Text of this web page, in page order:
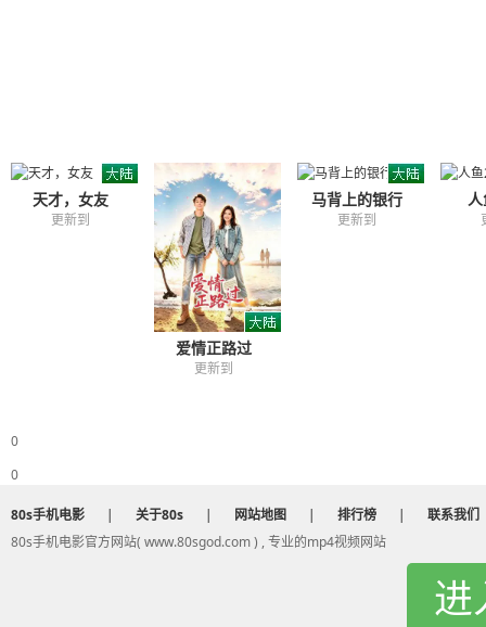
天才，女友
更新到
爱情正路过
更新到
马背上的银行
更新到
0
0
80s手机电影 | 关于80s | 网站地图 | 排行榜 |
联系我们
80s手机电影官方网站( www.80sgod.com ) , 专业的mp4视频网站
进